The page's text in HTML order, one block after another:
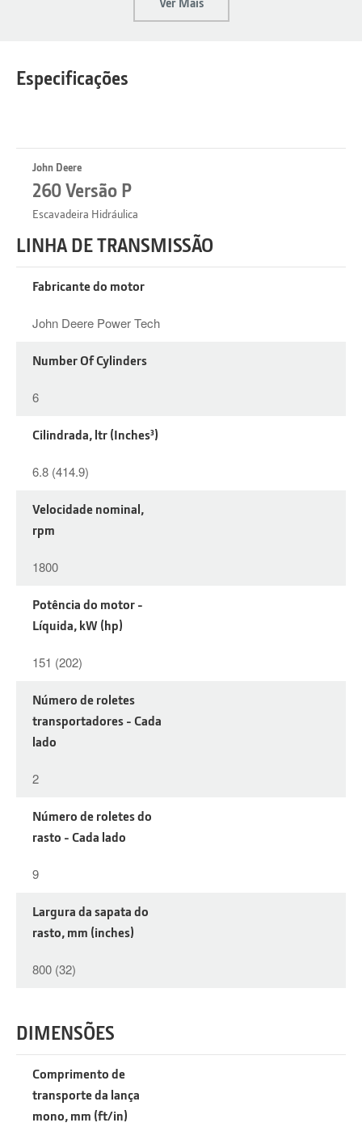
Especificações
John Deere
260 Versão P
Escavadeira Hidráulica
Fabricante do motor
John‌‌‌‌‌ ‌‌‌‌ ‬‬ ‬‌‬‍‌‌‍ ‌‌‌‌ Deere Power Tech
Number Of Cylinders
6
Cilindrada, ltr (Inches³)
6.8 (414.9)
Velocidade nominal,
rpm
1800
Potência do motor -
Líquida, kW (hp)
151 (202)
Número de roletes
transportadores - Cada
lado
2
Número de roletes do
rasto - Cada lado
9
Largura da sapata do
rasto, mm (inches)
800 (32)
LINHA DE TRANSMISSÃO
Comprimento de
transporte da lança
mono, mm (ft/in)
DIMENSÕES